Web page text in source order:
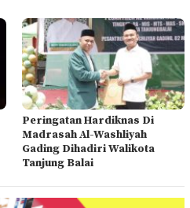
Peringatan Hardiknas Di
Madrasah Al-Washliyah
Gading Dihadiri Walikota
Tanjung Balai